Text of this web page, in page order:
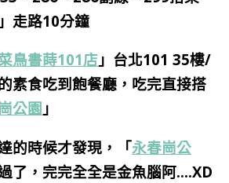
走路10分鐘
鳥書蒔101店 」台北101 35樓/
素食吃到飽餐廳，吃完直接搭
公園 」
的時候才發現，「永春崗公
了，完完全全是金魚腦阿….XD